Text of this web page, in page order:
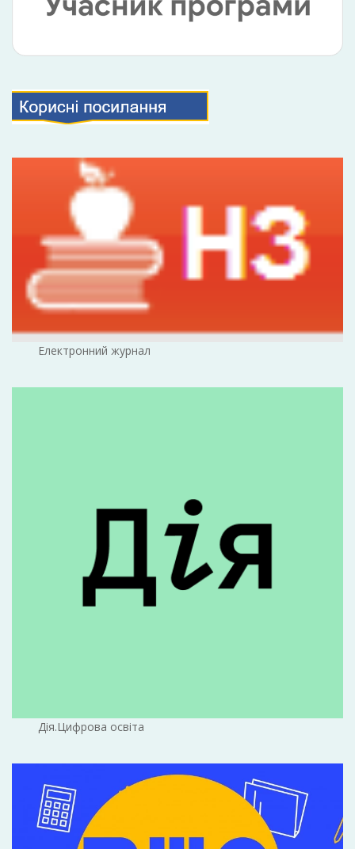
Електронний журнал
Дія.Цифрова освіта